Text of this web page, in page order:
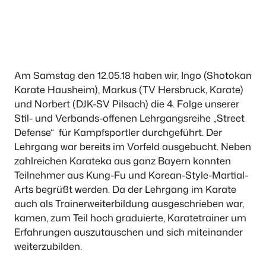
Am Samstag den 12.05.18 haben wir, Ingo (Shotokan
Karate Hausheim), Markus (TV Hersbruck, Karate)
und Norbert (DJK-SV Pilsach) die 4. Folge unserer
Stil- und Verbands-offenen Lehrgangsreihe „Street
Defense“ für Kampfsportler durchgeführt. Der
Lehrgang war bereits im Vorfeld ausgebucht. Neben
zahlreichen Karateka aus ganz Bayern konnten
Teilnehmer aus Kung-Fu und Korean-Style-Martial-
Arts begrüßt werden. Da der Lehrgang im Karate
auch als Trainerweiterbildung ausgeschrieben war,
kamen, zum Teil hoch graduierte, Karatetrainer um
Erfahrungen auszutauschen und sich miteinander
weiterzubilden.